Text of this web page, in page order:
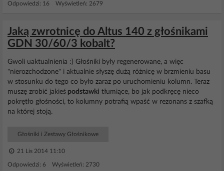
Odpowiedzi: 16 Wyświetleń: 2679
Jaką zwrotnicę do Altus 140 z głośnikami
GDN 30/60/3 kobalt?
Gwoli uaktualnienia :) Głośniki były regenerowane, a więc
"nierozchodzone" i aktualnie słyszę dużą różnicę w brzmieniu basu
w stosunku do tego co było zaraz po uruchomieniu kolumn. Teraz
muszę zrobić jakieś podstawki tłumiące, bo jak podkręcę nieco
pokrętło głośności, to kolumny potrafią wpaść w rezonans z szafką
na której stoją.
Głośniki i Zestawy Głośnikowe
21 Lis 2014 11:10
Odpowiedzi: 6 Wyświetleń: 2730